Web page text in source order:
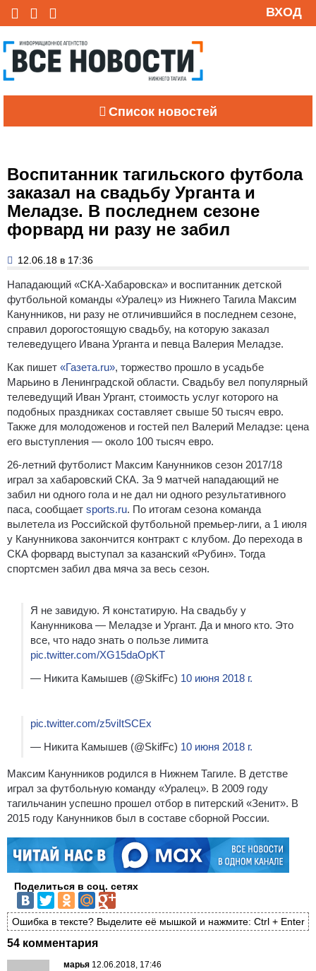
ВХОД
Список новостей
Воспитанник тагильского футбола
заказал на свадьбу Урганта и
Меладзе. В последнем сезоне
форвард ни разу не забил
12.06.18 в 17:36
Нападающий «СКА-Хабаровска» и воспитанник детской
футбольной команды «Уралец» из Нижнего Тагила Максим
Канунников, ни разу не отличившийся в последнем сезоне,
справил дорогостоящую свадьбу, на которую заказал
телеведущего Ивана Урганта и певца Валерия Меладзе.
Как пишет «Газета.ru», торжество прошло в усадьбе
Марьино в Ленинградской области. Свадьбу вел популярный
телеведущий Иван Ургант, стоимость услуг которого на
подобных праздниках составляет свыше 50 тысяч евро.
Также для молодоженов и гостей пел Валерий Меладзе: цена
его выступления — около 100 тысяч евро.
26-летний футболист Максим Канунников сезон 2017/18
играл за хабаровский СКА. За 9 матчей нападающий не
забил ни одного гола и не дал ни одного результативного
паса, сообщает sports.ru. По итогам сезона команда
вылетела из Российской футбольной премьер-лиги, а 1 июля
у Канунникова закончится контракт с клубом. До перехода в
СКА форвард выступал за казанский «Рубин». Тогда
спортсмен забил два мяча за весь сезон.
Я не завидую. Я констатирую. На свадьбу у
Канунникова — Меладзе и Ургант. Да и много кто. Это
все, что надо знать о пользе лимита
pic.twitter.com/XG15daOpKT
— Никита Камышев (@SkifFc) 10 июня 2018 г.
pic.twitter.com/z5viItSCEx
— Никита Камышев (@SkifFc) 10 июня 2018 г.
Максим Канунников родился в Нижнем Тагиле. В детстве
играл за футбольную команду «Уралец». В 2009 году
тагильчанин успешно прошел отбор в питерский «Зенит». В
2015 году Канунников был в составе сборной России.
Поделиться в соц. сетях
Ошибка в тексте? Выделите её мышкой и нажмите: Ctrl + Enter
54 комментария
марья 12.06.2018, 17:46